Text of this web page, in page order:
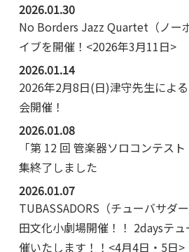
2026.01.30
No Borders Jazz Quartet（ノー
イブを開催！<2026年3月11日>
2026.01.14
2026年2月8日(日)津守先生によ
会開催！
2026.01.08
「第 12 回 管楽器ソロコンテス
集終了しました
2026.01.07
TUBASSADORS（チューバサダ
田文化小劇場開催！！ 2daysテ
催いたします！！<4月4日・5日>